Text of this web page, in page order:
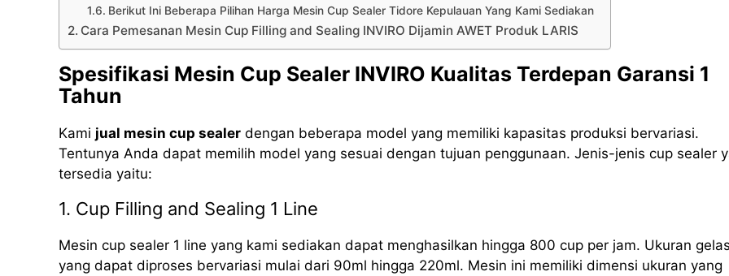
Berikut Ini Beberapa Pilihan Harga Mesin Cup Sealer Tidore Kepulauan Yang Kami Sediakan
Cara Pemesanan Mesin Cup Filling and Sealing INVIRO Dijamin AWET Produk LARIS
Spesifikasi Mesin Cup Sealer INVIRO Kualitas Terdepan Garansi 1
Tahun
Kami jual mesin cup sealer dengan beberapa model yang memiliki kapasitas produksi bervariasi.
Tentunya Anda dapat memilih model yang sesuai dengan tujuan penggunaan. Jenis-jenis cup sealer
tersedia yaitu:
1. Cup Filling and Sealing 1 Line
Mesin cup sealer 1 line yang kami sediakan dapat menghasilkan hingga 800 cup per jam. Ukuran gelas
yang dapat diproses bervariasi mulai dari 90ml hingga 220ml. Mesin ini memiliki dimensi ukuran yang